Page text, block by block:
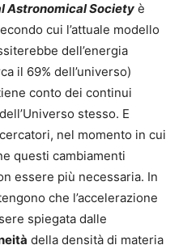
Astronomical Society è
cui l’attuale modello
dell’energia
il 69% dell’universo)
conto dei continui
dell’Universo stesso. E
nel momento in cui
questi cambiamenti
essere più necessaria. In
che l’accelerazione
spiegata dalle
della densità di materia